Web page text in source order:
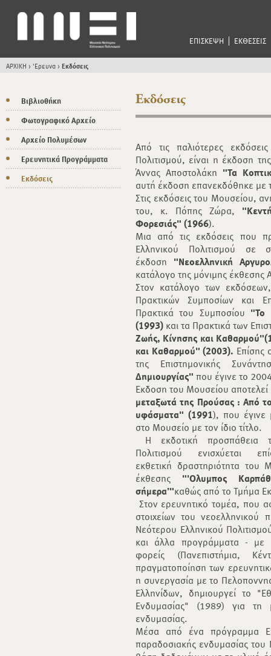
ΕΠΙΣΚΕΨΗ ΕΚΘΕΣΕΙΣ
ΑΡΧΙΚΗ > 'Ερευνα> Εκδόσεις
Βιβλιοθήκη
Φωτογραφικό Αρχείο
Αρχείο Πολυμέσων
Ερευνητικά Προγράμματα
Εκδόσεις
Εκδόσεις
Από τις παλιότερες
Πολιτισμού, είναι η έκδοση
Άννας Αποστολάκη "Τα
αυτή έκδοση επανεκδόθηκε
Στις εκδόσεις του Μουσείου,
του, κ. Πόπης Ζώρα,
Φορεσιάς" (1966).
Μια από τις εκδόσεις που
Ελληνικού Πολιτισμού
έκδοση "Νεοελληνική
κατάλογο της μόνιμης έκθεσης
Στον κατάλογο των
Πρακτικών Συμποσίων και
Πρακτικά του Συμποσίου "Το
(1993) και τα Πρακτικά των
Ζωής, Κίνησης και
και Καθαρμού" (2003). Επίσης
της Επιστημονικής
Δημιουργίας" που έγινε το
Έκδοση του Μουσείου
μεταξωτά της Προύσας : Από
υφάσματα" (1991), που έγινε
στο Μουσείο με τον ίδιο τίτλο.
Η εκδοτική προσπάθεια
Πολιτισμού
εκθετική δραστηριότητα
έκθεσης "'Ολυμπος
σήμερα’"καθώς από το Τμήμα
Στον ερευνητικό τομέα, που
στοιχείων του νεοελληνικού
Νεότερου Ελληνικού
και άλλα προγράμματα - με
φορείς (Πανεπιστήμια,
πραγματοποίηση των
η συνεργασία με το
Ελληνίδων, δημιουργεί το
Ενδυμασίας" (1989) για τη
ενδυμασίας.
Μέσα από ένα πρόγραμμα
παραδοσιακής ενδυμασίας